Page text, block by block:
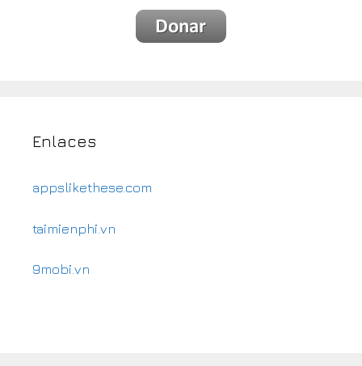
Enlaces
appslikethese.com
taimienphi.vn
9mobi.vn